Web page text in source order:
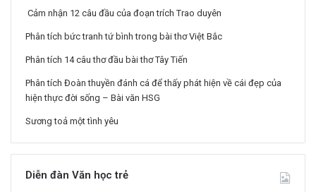
Cảm nhận 12 câu đầu của đoạn trích Trao duyên
Phân tích bức tranh tứ bình trong bài thơ Việt Bắc
Phân tích 14 câu thơ đầu bài thơ Tây Tiến
Phân tích Đoàn thuyền đánh cá để thấy phát hiện về cái đẹp của
hiện thực đời sống – Bài văn HSG
Sương toả một tình yêu
Diễn đàn Văn học trẻ